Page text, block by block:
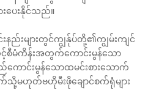
းပေးနိုင်သည်။
င်းနည်းများတွင်ကျွန်ုပ်တို့၏ကျွမ်းကျင်
မံကိန်းအတွက်ကောင်းမွန်သော
ောင်းမွန်သောထမင်းစားသောက်
မဟုတ်ဗဟိုမီးဖိုချောင်စက်ရုံများ